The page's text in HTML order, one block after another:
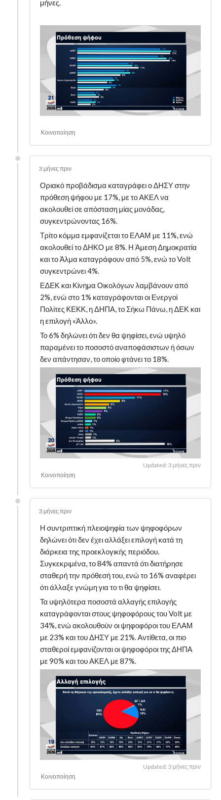
μήνες.
Κοινοποίηση
3 μήνες πριν
Οριακό προβάδισμα καταγράφει ο ΔΗΣΥ στην
πρόθεση ψήφου με 17%, με το ΑΚΕΛ να
ακολουθεί σε απόσταση μίας μονάδας,
συγκεντρώνοντας 16%.
Τρίτο κόμμα εμφανίζεται το ΕΛΑΜ με 11%, ενώ
ακολουθεί το ΔΗΚΟ με 8%. Η Άμεση Δημοκρατία
και το Άλμα καταγράφουν από 5%, ενώ το Volt
συγκεντρώνει 4%.
ΕΔΕΚ και Κίνημα Οικολόγων λαμβάνουν από
2%, ενώ στο 1% καταγράφονται οι Ενεργοί
Πολίτες ΚΕΚΚ, η ΔΗΠΑ, το Σήκω Πάνω, η ΔΕΚ και
η επιλογή «Άλλο».
Το 6% δηλώνει ότι δεν θα ψηφίσει, ενώ υψηλό
παραμένει το ποσοστό αναποφάσιστων ή όσων
δεν απάντησαν, το οποίο φτάνει το 18%.
Updated: 3 μήνες πριν
Κοινοποίηση
3 μήνες πριν
Η συντριπτική πλειοψηφία των ψηφοφόρων
δηλώνει ότι δεν έχει αλλάξει επιλογή κατά τη
διάρκεια της προεκλογικής περιόδου.
Συγκεκριμένα, το 84% απαντά ότι διατήρησε
σταθερή την πρόθεσή του, ενώ το 16% αναφέρει
ότι άλλαξε γνώμη για το τι θα ψηφίσει.
Τα υψηλότερα ποσοστά αλλαγής επιλογής
καταγράφονται στους ψηφοφόρους του Volt με
34%, ενώ ακολουθούν οι ψηφοφόροι του ΕΛΑΜ
με 23% και του ΔΗΣΥ με 21%. Αντίθετα, οι πιο
σταθεροί εμφανίζονται οι ψηφοφόροι της ΔΗΠΑ
με 90% και του ΑΚΕΛ με 87%.
Updated: 3 μήνες πριν
Κοινοποίηση